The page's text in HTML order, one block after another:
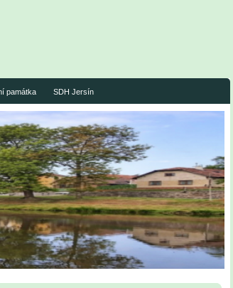
památka SDH Jersín